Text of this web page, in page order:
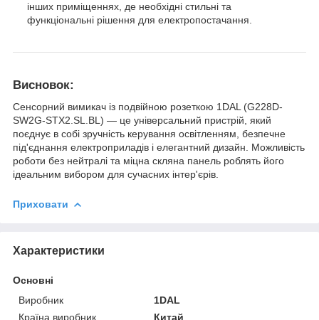
інших приміщеннях, де необхідні стильні та
функціональні рішення для електропостачання.
Висновок:
Сенсорний вимикач із подвійною розеткою 1DAL (G228D-
SW2G-STX2.SL.BL) — це універсальний пристрій, який
поєднує в собі зручність керування освітленням, безпечне
під'єднання електроприладів і елегантний дизайн. Можливість
роботи без нейтралі та міцна скляна панель роблять його
ідеальним вибором для сучасних інтер'єрів.
Приховати
Характеристики
Основні
Виробник
1DAL
Країна виробник
Китай